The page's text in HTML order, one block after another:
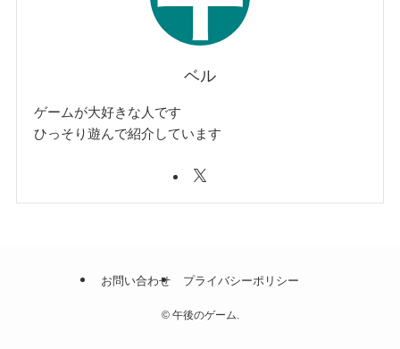
ベル
ゲームが大好きな人です
ひっそり遊んで紹介しています
お問い合わせ プライバシーポリシー
©午後のゲーム.